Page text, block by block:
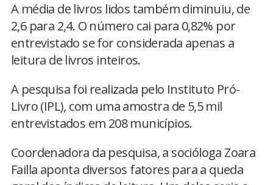
A média de livros lidos também diminuiu, de
2,6 para 2,4. O número cai para 0,82% por
entrevistado se for considerada apenas a
leitura de livros inteiros.
A pesquisa foi realizada pelo Instituto Pró-
Livro (IPL), com uma amostra de 5,5 mil
entrevistados em 208 municípios.
Coordenadora da pesquisa, a socióloga Zoara
Failla aponta diversos fatores para a queda